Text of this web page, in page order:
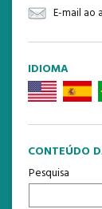
E-mail ao
IDIOMA
CONTEÚDO
Pesquisa